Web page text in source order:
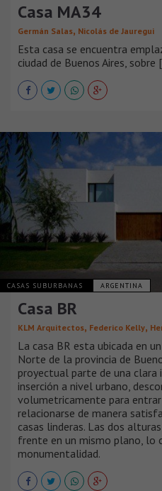
Casa MA34
Germán Salas, Nicolás de Jauregui
Esta casa se encuentra
ciudad de Buenos Aires, sobre
CASAS SUBURBANAS ARGENTINA
Casa BR
KLM Arquitectos, Federico Kelly,
La casa BR esta ubicada en
Norte de la provincia de
proyectual parte de una clara
inserción a nivel urbano,
volumetricamente para
relacionarse de manera
casas linderas. Las dos
frente en un mismo plano, lo
monumentalidad.